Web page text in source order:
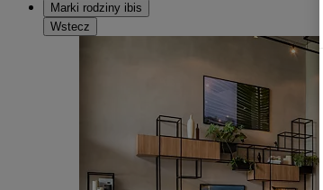
Marki rodziny ibis
Wstecz